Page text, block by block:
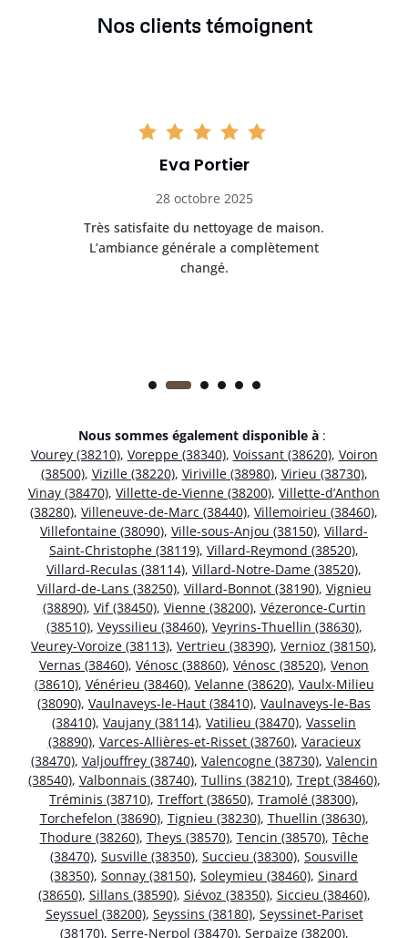
Nos clients témoignent
Eva Portier
28 octobre 2025
Très satisfaite du nettoyage de maison.
L’ambiance générale a complètement
changé.
Nous sommes également disponible à :
Vourey (38210), Voreppe (38340), Voissant (38620), Voiron
(38500), Vizille (38220), Viriville (38980), Virieu (38730),
Vinay (38470), Villette-de-Vienne (38200), Villette-d’Anthon
(38280), Villeneuve-de-Marc (38440), Villemoirieu (38460),
Villefontaine (38090), Ville-sous-Anjou (38150), Villard-
Saint-Christophe (38119), Villard-Reymond (38520),
Villard-Reculas (38114), Villard-Notre-Dame (38520),
Villard-de-Lans (38250), Villard-Bonnot (38190), Vignieu
(38890), Vif (38450), Vienne (38200), Vézeronce-Curtin
(38510), Veyssilieu (38460), Veyrins-Thuellin (38630),
Veurey-Voroize (38113), Vertrieu (38390), Vernioz (38150),
Vernas (38460), Vénosc (38860), Vénosc (38520), Venon
(38610), Vénérieu (38460), Velanne (38620), Vaulx-Milieu
(38090), Vaulnaveys-le-Haut (38410), Vaulnaveys-le-Bas
(38410), Vaujany (38114), Vatilieu (38470), Vasselin
(38890), Varces-Allières-et-Risset (38760), Varacieux
(38470), Valjouffrey (38740), Valencogne (38730), Valencin
(38540), Valbonnais (38740), Tullins (38210), Trept (38460),
Tréminis (38710), Treffort (38650), Tramolé (38300),
Torchefelon (38690), Tignieu (38230), Thuellin (38630),
Thodure (38260), Theys (38570), Tencin (38570), Têche
(38470), Susville (38350), Succieu (38300), Sousville
(38350), Sonnay (38150), Soleymieu (38460), Sinard
(38650), Sillans (38590), Siévoz (38350), Siccieu (38460),
Seyssuel (38200), Seyssins (38180), Seyssinet-Pariset
(38170), Serre-Nerpol (38470), Serpaize (38200),